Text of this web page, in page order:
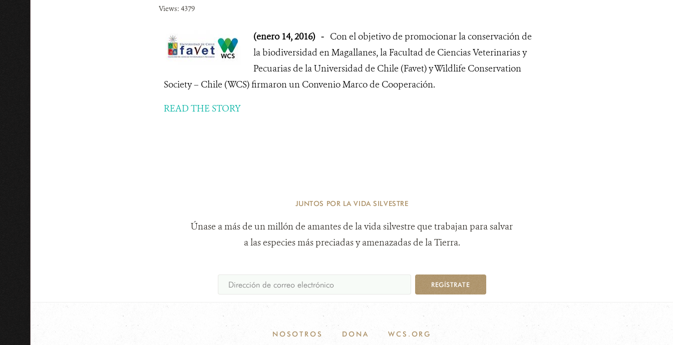
Views: 4379
(enero 14, 2016) - Con el objetivo de promocionar la conservación de
la biodiversidad en Magallanes, la Facultad de Ciencias Veterinarias y
Pecuarias de la Universidad de Chile (Favet) y Wildlife Conservation
Society – Chile (WCS) firmaron un Convenio Marco de Cooperación.
READ THE STORY
JUNTOS POR LA VIDA SILVESTRE
Únase a más de un millón de amantes de la vida silvestre que trabajan para salvar
a las especies más preciadas y amenazadas de la Tierra.
REGÍSTRATE
NOSOTROS DONA WCS.ORG